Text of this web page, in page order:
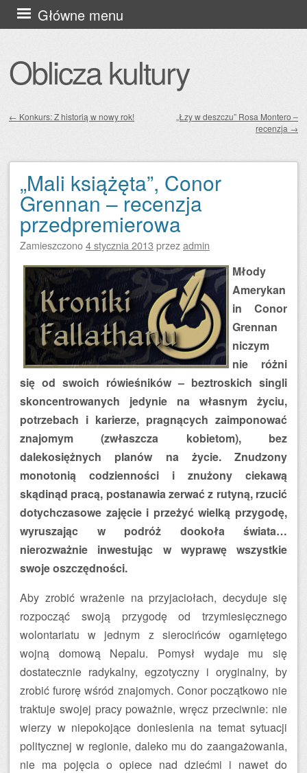
Oblicza kultury
Główne menu
Przejdź
do
← Konkurs: Z historią w nowy rok!
„Łzy w deszczu” Rosa Montero –
recenzja →
„Mali książęta”, Conor
Grennan – recenzja
przedpremierowa
Zamieszczono4 stycznia 2013 przezadmin
Młody
Amerykan
in Conor
Grennan
niczym
nie różni
się od swoich rówieśników – beztroskich singli
skoncentrowanych jedynie na własnym życiu,
potrzebach i karierze, pragnących zaimponować
znajomym (zwłaszcza kobietom), bez
dalekosiężnych planów na życie. Znudzony
monotonią codzienności i znużony ciekawą
skądinąd pracą, postanawia zerwać z rutyną, rzucić
dotychczasowe zajęcie i przeżyć wielką przygodę,
wyruszając w podróż dookoła świata…
nierozważnie inwestując w wyprawę wszystkie
swoje oszczędności.
Aby zrobić wrażenie na przyjaciołach, decyduje się
rozpocząć swoją przygodę od trzymiesięcznego
wolontariatu w jednym z sierocińców ogarniętego
wojną domową Nepalu. Pomysł wydaje mu się
dostatecznie radykalny, egzotyczny i oryginalny, by
zrobić furorę wśród znajomych. Conor początkowo nie
traktuje swojej pracy poważnie, wręcz przeciwnie: nie
wierzy w niepokojące doniesienia na temat sytuacji
politycznej w regionie, daleko mu do zaangażowania,
nie ma pojęcia o opiece nad dziećmi i nawet do